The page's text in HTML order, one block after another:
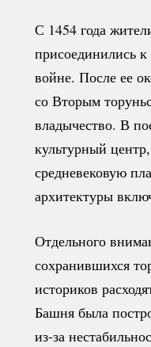
С 1454 года
присоединились
войне. После ее
со Вторым
владычество. В
культурный
средневековую
архитектуры
Отдельного
сохранившихся
историков
Башня была
из-за